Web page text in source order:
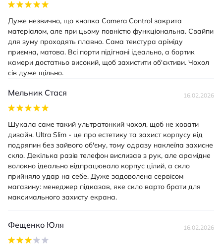
Дуже незвично, що кнопка Camera Control закрита
матеріалом, але при цьому повністю функціональна. Свайпи
для зуму проходять плавно. Сама текстура аріміду
приємна, матова. Всі порти підігнані ідеально, а бортик
камери достатньо високий, щоб захистити об'єктиви. Чохол
сів дуже щільно.
Мельник Стася 16.02.2026
Шукала саме такий ультратонкий чохол, щоб не ховати
дизайн. Ultra Slim - це про естетику та захист корпусу від
подряпин без зайвого об'єму, тому одразу наклеїла захисне
скло. Декілька разів телефон вислизав з рук, але арамідне
волокно ідеально відпрацювало корпус цілий, а скло
прийняло удар на себе. Дуже задоволена сервісом
магазину: менеджер підказав, яке скло варто брати для
максимального захисту екрана.
Фещенко Юля 16.02.2026